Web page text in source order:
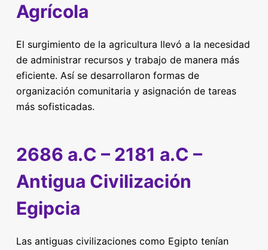
Agrícola
El surgimiento de la agricultura llevó a la necesidad
de administrar recursos y trabajo de manera más
eficiente. Así se desarrollaron formas de
organización comunitaria y asignación de tareas
más sofisticadas.
2686 a.C – 2181 a.C –
Antigua Civilización
Egipcia
Las antiguas civilizaciones como Egipto tenían